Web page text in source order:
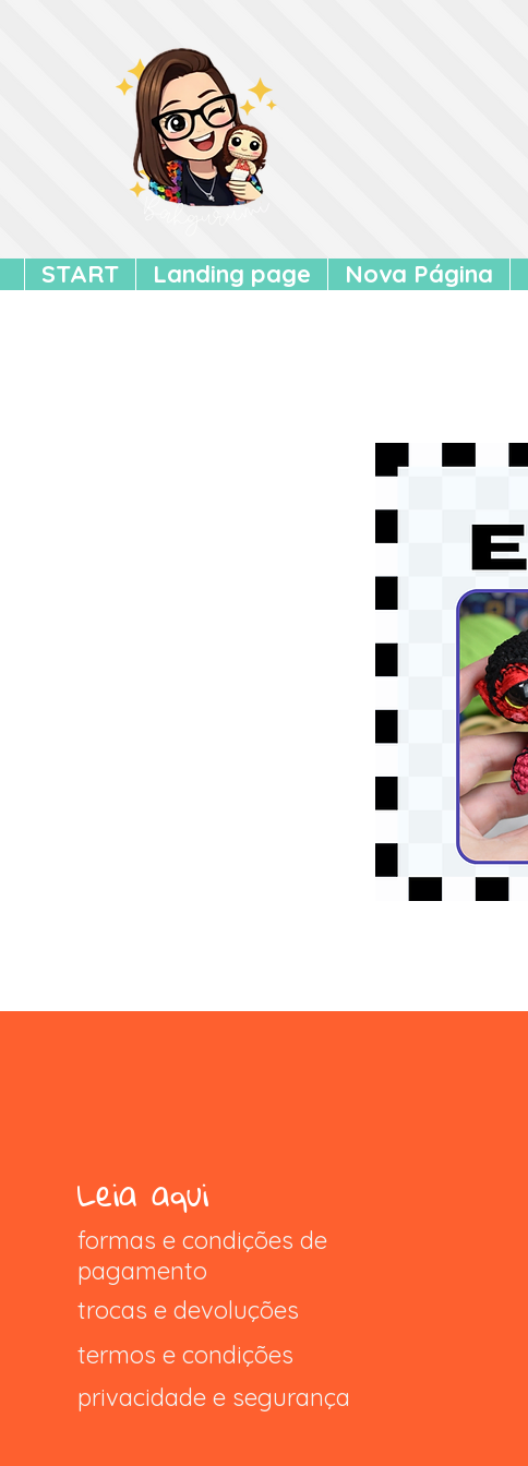
START Landing page Nova Página
Leia aqui
formas e condições de
pagamento
trocas e devoluções
termos e condições
privacidade e segurança